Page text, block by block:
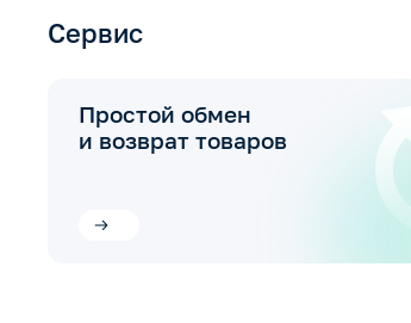
Сервис
Простой обмен
и возврат товаров